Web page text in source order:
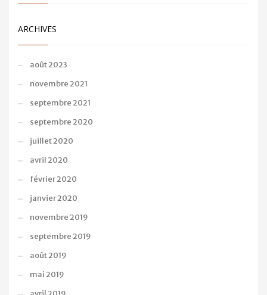
ARCHIVES
août 2023
novembre 2021
septembre 2021
septembre 2020
juillet 2020
avril 2020
février 2020
janvier 2020
novembre 2019
septembre 2019
août 2019
mai 2019